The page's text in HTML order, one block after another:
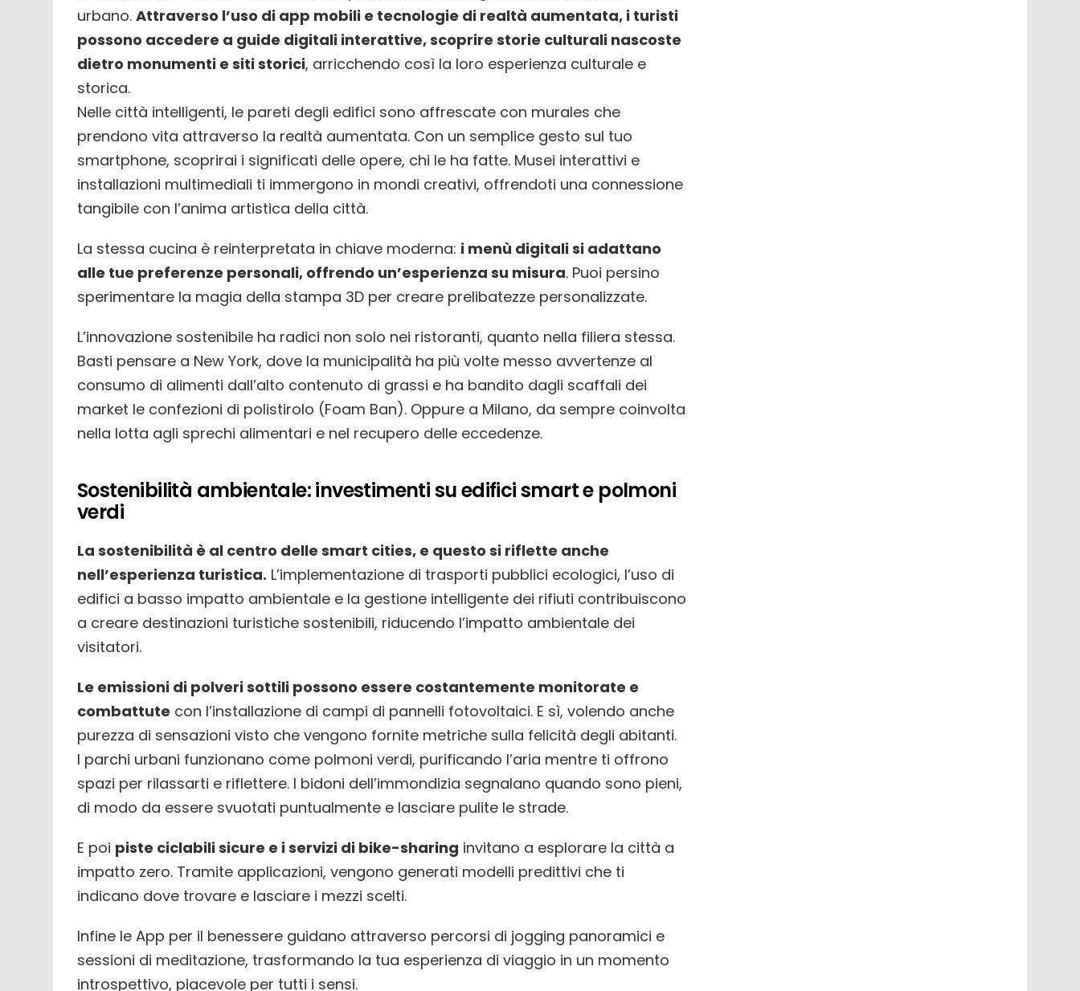
urbano. Attraverso l’uso di app mobili e tecnologie di realtà aumentata, i turisti
possono accedere a guide digitali interattive, scoprire storie culturali nascoste
dietro monumenti e siti storici, arricchendo così la loro esperienza culturale e
storica.
Nelle città intelligenti, le pareti degli edifici sono affrescate con murales che
prendono vita attraverso la realtà aumentata. Con un semplice gesto sul tuo
smartphone, scoprirai i significati delle opere, chi le ha fatte. Musei interattivi e
installazioni multimediali ti immergono in mondi creativi, offrendoti una connessione
tangibile con l’anima artistica della città.
La stessa cucina è reinterpretata in chiave moderna: i menù digitali si adattano
alle tue preferenze personali, offrendo un’esperienza su misura. Puoi persino
sperimentare la magia della stampa 3D per creare prelibatezze personalizzate.
L’innovazione sostenibile ha radici non solo nei ristoranti, quanto nella filiera stessa.
Basti pensare a New York, dove la municipalità ha più volte messo avvertenze al
consumo di alimenti dall’alto contenuto di grassi e ha bandito dagli scaffali dei
market le confezioni di polistirolo (Foam Ban). Oppure a Milano, da sempre coinvolta
nella lotta agli sprechi alimentari e nel recupero delle eccedenze.
Sostenibilità ambientale: investimenti su edifici smart e polmoni
verdi
La sostenibilità è al centro delle smart cities, e questo si riflette anche
nell’esperienza turistica. L’implementazione di trasporti pubblici ecologici, l’uso di
edifici a basso impatto ambientale e la gestione intelligente dei rifiuti contribuiscono
a creare destinazioni turistiche sostenibili, riducendo l’impatto ambientale dei
visitatori.
Le emissioni di polveri sottili possono essere costantemente monitorate e
combattute con l’installazione di campi di pannelli fotovoltaici. E sì, volendo anche
purezza di sensazioni visto che vengono fornite metriche sulla felicità degli abitanti.
I parchi urbani funzionano come polmoni verdi, purificando l’aria mentre ti offrono
spazi per rilassarti e riflettere. I bidoni dell’immondizia segnalano quando sono pieni,
di modo da essere svuotati puntualmente e lasciare pulite le strade.
E poi piste ciclabili sicure e i servizi di bike-sharing invitano a esplorare la città a
impatto zero. Tramite applicazioni, vengono generati modelli predittivi che ti
indicano dove trovare e lasciare i mezzi scelti.
Infine le App per il benessere guidano attraverso percorsi di jogging panoramici e
sessioni di meditazione, trasformando la tua esperienza di viaggio in un momento
introspettivo, piacevole per tutti i sensi.